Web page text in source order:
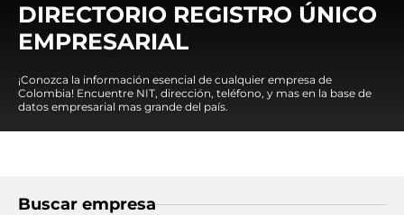
DIRECTORIO REGISTRO ÚNICO
EMPRESARIAL
¡Conozca la información esencial de cualquier empresa de
Colombia! Encuentre NIT, dirección, teléfono, y mas en la base de
datos empresarial mas grande del país.
Buscar empresa